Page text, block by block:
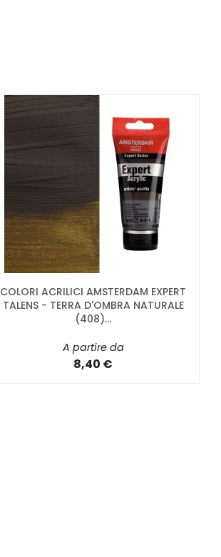
COLORI ACRILICI AMSTERDAM EXPERT
TALENS - TERRA D'OMBRA NATURALE
(408)...
A partire da
8,40 €